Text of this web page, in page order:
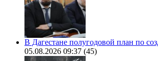
В Дагестане полугодовой план по
05.08.2026 09:37 (45)